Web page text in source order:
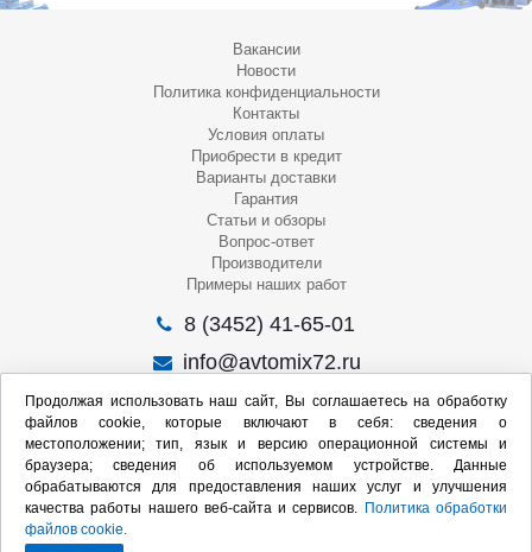
Вакансии
Новости
Политика конфиденциальности
Контакты
Условия оплаты
Приобрести в кредит
Варианты доставки
Гарантия
Статьи и обзоры
Вопрос-ответ
Производители
Примеры наших работ
8 (3452) 41-65-01
info@avtomix72.ru
г. Тюмень, ул. 50 лет Октября, 120
Пн-Пт
: 09:00 – 19:00
Сб: 10:00 – 17:00
Вс: Выходной
Мы в социальных сетях:
Продолжая использовать наш сайт, Вы соглашаетесь на обработку
файлов cookie, которые включают в себя: сведения о
местоположении; тип, язык и версию операционной системы и
браузера; сведения об используемом устройстве. Данные
обрабатываются для предоставления наших услуг и улучшения
качества работы нашего веб-сайта и сервисов. Политика обработки
файлов cookie.